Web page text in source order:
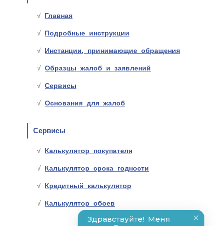
Главная
Подробные инструкции
Инстанции, принимающие обращения
Образцы жалоб и заявлений
Сервисы
Основания для жалоб
Сервисы
Калькулятор покупателя
Калькулятор срока годности
Кредитный калькулятор
Калькулятор обоев